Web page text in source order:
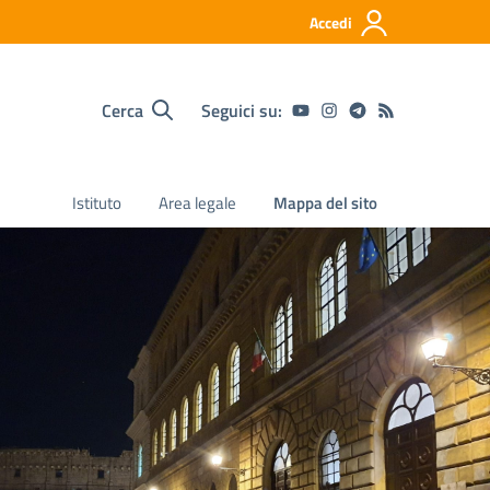
Accedi
Cerca Seguici su:
Istituto Area legale Mappa del sito